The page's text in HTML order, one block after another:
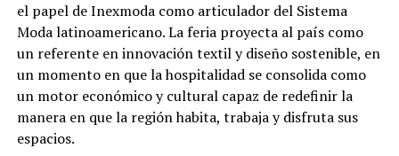
el papel de Inexmoda como articulador del Sistema
Moda latinoamericano. La feria proyecta al país como
un referente en innovación textil y diseño sostenible, en
un momento en que la hospitalidad se consolida como
un motor económico y cultural capaz de redefinir la
manera en que la región habita, trabaja y disfruta sus
espacios.